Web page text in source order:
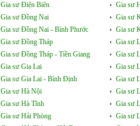
Gia sư Điện Biên
Gia sư Đồng Nai
Gia sư Đồng Nai - Bình Phước
Gia sư Đồng Tháp
Gia sư Đồng Tháp - Tiền Giang
Gia sư Gia Lai
Gia sư Gia Lai - Bình Định
Gia sư Hà Nội
Gia sư Hà Tĩnh
Gia sư Hải Phòng
Gia sư
Gia sư
Gia sư
Gia sư
Gia sư
Gia sư
Gia sư
Gia sư
Gia sư
Gia sư